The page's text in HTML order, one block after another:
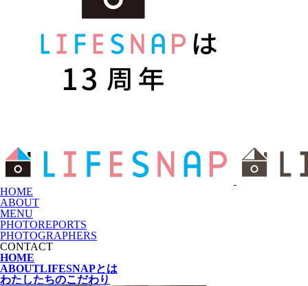
HOME
ABOUT
MENU
PHOTOREPORTS
PHOTOGRAPHERS
CONTACT
HOME
ABOUTLIFESNAPとは
わたしたちのこだわり